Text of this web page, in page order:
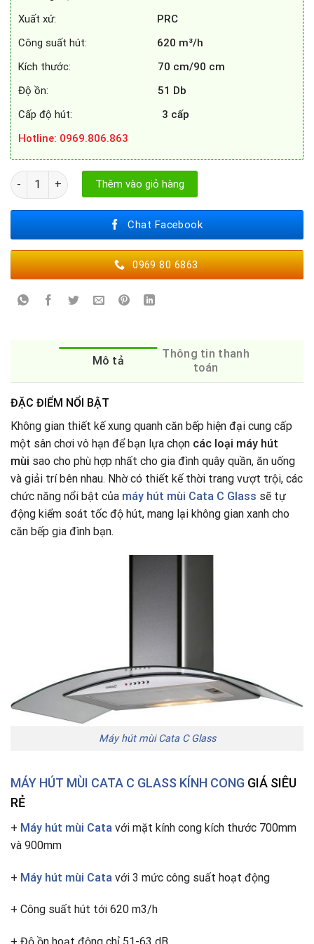
Xuất xứ:
PRC
Công suất hút:
620 m³/h
Kích thước: 70 cm/90 cm
Độ ồn: 51 Db
Cấp độ hút: 3 cấp
Hotline: 0969.806.863
MÁY HÚT MÙI CATA C GLASS số lượng
Thêm vào giỏ hàng
Chat Facebook
0969 80 6863
Mô tả
Thông tin thanh
toán
ĐẶC ĐIỂM NỔI BẬT
Không gian thiết kế xung quanh căn bếp hiện đại cung cấp
một sân chơi vô hạn để bạn lựa chọn các loại máy hút
mùi sao cho phù hợp nhất cho gia đình quây quần, ăn uống
và giải trí bên nhau. Nhờ có thiết kế thời trang vượt trội, các
chức năng nổi bật của máy hút mùi Cata C Glass sẽ tự
động kiểm soát tốc độ hút, mang lại không gian xanh cho
căn bếp gia đình bạn.
Máy hút mùi Cata C Glass
MÁY HÚT MÙI CATA C GLASS KÍNH CONG GIÁ SIÊU
RẺ
+ Máy hút mùi Cata với mặt kính cong kích thước 700mm
và 900mm
+ Máy hút mùi Cata với 3 mức công suất hoạt động
+ Công suất hút tới 620 m3/h